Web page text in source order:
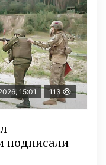
15:01 113
подписали